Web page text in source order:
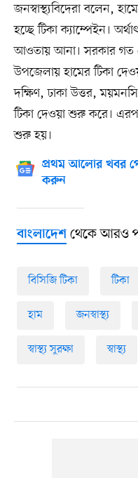
জনস্বাস্থ্যবিদেরা বলেন,
হচ্ছে টিকা ক্যাম্পেইন।
আওতায় আনা। সরকার গত
উপজেলায় হামের টিকা
দক্ষিণ, ঢাকা উত্তর,
টিকা দেওয়া শুরু করে।
শুরু হয়।
প্রথম আলোর খবর
করুন
বাংলাদেশথেকে আরও
বিসিজি টিকা টিকা
হাম জনস্বাস্থ্য
স্বাস্থ্য সুরক্ষা স্বাস্থ্য